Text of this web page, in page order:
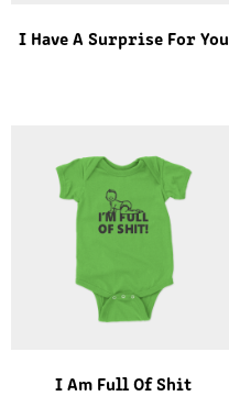
I Have A Surprise For You
I Am Full Of Shit